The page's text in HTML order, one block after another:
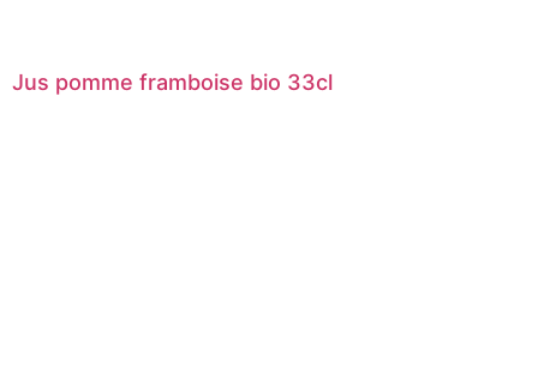
Jus pomme framboise bio 33cl